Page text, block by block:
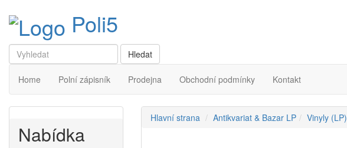
Poli5
Home Polní zápisník Prodejna Obchodní podmínky Kontakt
Hlavní strana Antikvariat & Bazar LP Vinyly (LP)
Nabídka